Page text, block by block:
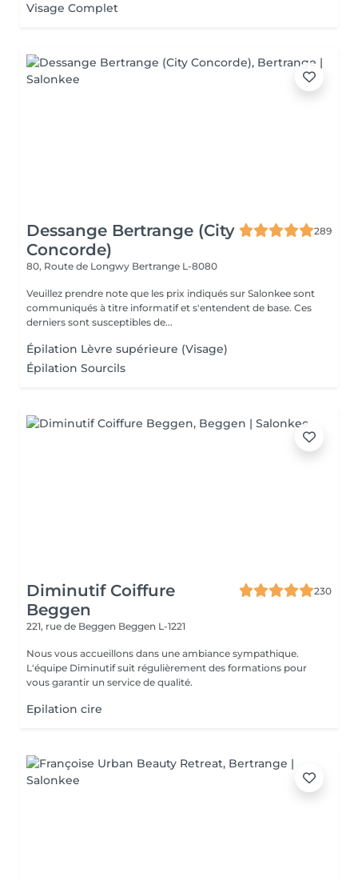
Visage Complet
Dessange Bertrange (City
Concorde)
289
80, Route de Longwy Bertrange L-8080
Veuillez prendre note que les prix indiqués sur Salonkee sont
communiqués à titre informatif et s'entendent de base. Ces
derniers sont susceptibles de...
Épilation Lèvre supérieure (Visage)
Épilation Sourcils
Diminutif Coiffure
Beggen
230
221, rue de Beggen Beggen L-1221
Nous vous accueillons dans une ambiance sympathique.
L'équipe Diminutif suit régulièrement des formations pour
vous garantir un service de qualité.
Epilation cire